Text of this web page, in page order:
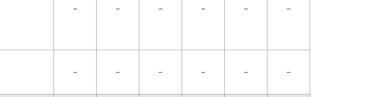
－ － － － － －
－ － － － － －